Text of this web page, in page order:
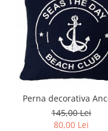
Perna decorativa
145,00 Lei
80,00 Lei